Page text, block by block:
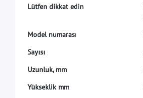
Lütfen dikkat edin
Model numarası
Sayısı
Uzunluk, mm
Yükseklik mm